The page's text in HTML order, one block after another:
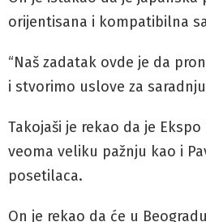
orijentisana i kompatibilna
“Naš zadatak ovde je da
i stvorimo uslove za
Takojaši je rekao da je
veoma veliku pažnju kao i
posetilaca.
On je rekao da će u